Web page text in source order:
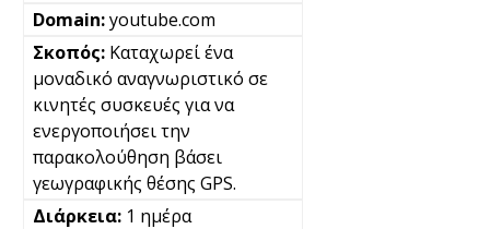
youtube.com
Καταχωρεί ένα
μοναδικό αναγνωριστικό σε
κινητές συσκευές για να
ενεργοποιήσει την
παρακολούθηση βάσει
γεωγραφικής θέσης GPS.
1 ημέρα